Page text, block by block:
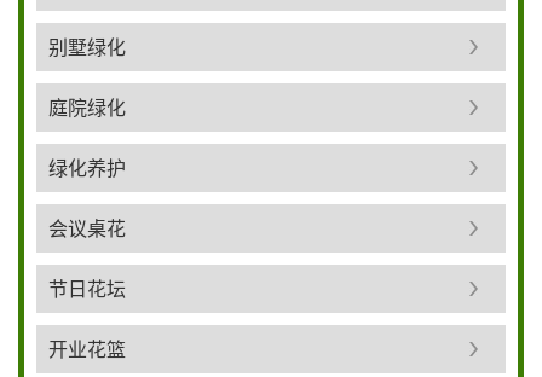
别墅绿化
庭院绿化
绿化养护
会议桌花
节日花坛
开业花篮